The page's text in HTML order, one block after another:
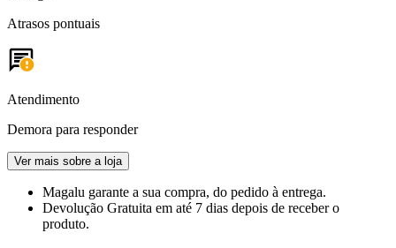
Atrasos pontuais
Atendimento
Demora para responder
Ver mais sobre a loja
Magalu garante a sua compra, do pedido à entrega.
Devolução Gratuita em até 7 dias depois de receber o
produto.